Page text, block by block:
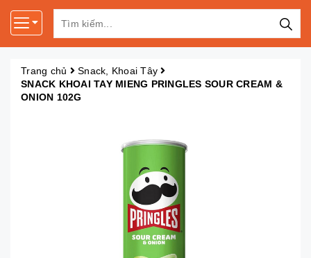
Trang chủ
Snack, Khoai Tây
SNACK KHOAI TAY MIENG PRINGLES SOUR CREAM &
ONION 102G